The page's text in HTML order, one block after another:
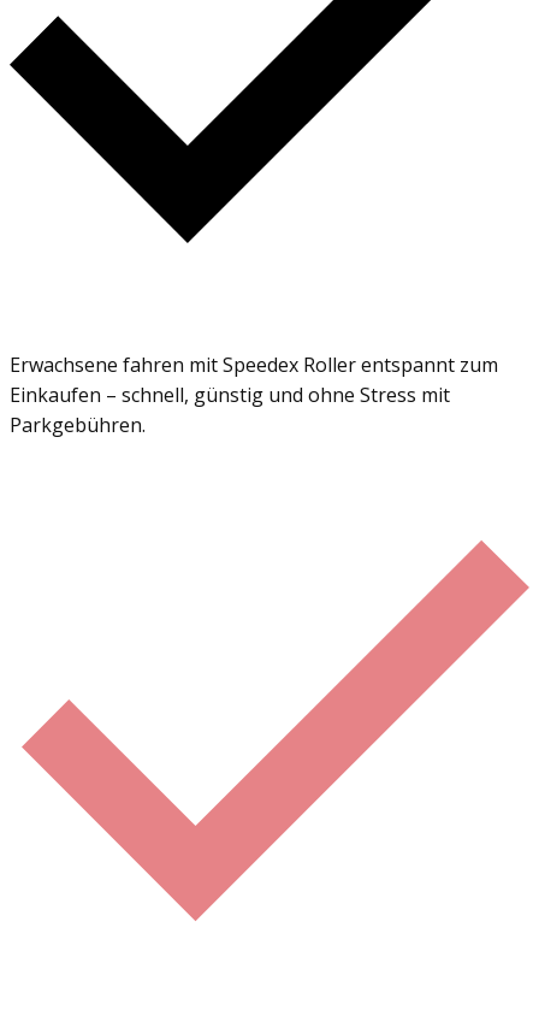
Erwachsene fahren mit Speedex Roller entspannt zum
Einkaufen – schnell, günstig und ohne Stress mit
Parkgebühren.